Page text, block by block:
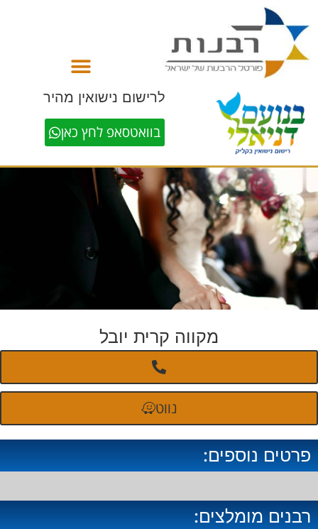
לרישום נישואין מהיר
בוואטסאפ לחץ כאן
מקווה קרית יובל
נווט
פרטים נוספים:
רבנים מומלצים: